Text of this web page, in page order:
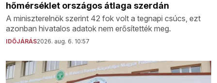
hőmérséklet országos átlaga szerdán
A miniszterelnök szerint 42 fok volt a tegnapi csúcs, ezt
azonban hivatalos adatok nem erősítették meg.
IDŐJÁRÁS2026. aug. 6. 10:57